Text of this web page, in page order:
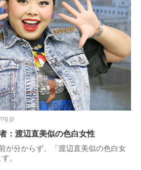
：渡辺直美似の色白女性
が分からず、「渡辺直美似の色白女
。